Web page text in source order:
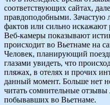
соответствующих сайтах,
правдоподобными.
фактов или сильно искажают
Веб-камеры показывают
происходит во Вьетнаме на
Человек, планирующий
глазами увидеть, что
пляжах, в отелях и прочих
данный момент. Больше нет
читать сомнительные
побывавших во Вьетнаме.